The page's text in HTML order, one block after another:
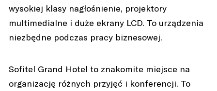
wysokiej klasy nagłośnienie, projektory
multimedialne i duże ekrany LCD. To urządzenia
niezbędne podczas pracy biznesowej.
Sofitel Grand Hotel to znakomite miejsce na
organizację różnych przyjęć i konferencji. To